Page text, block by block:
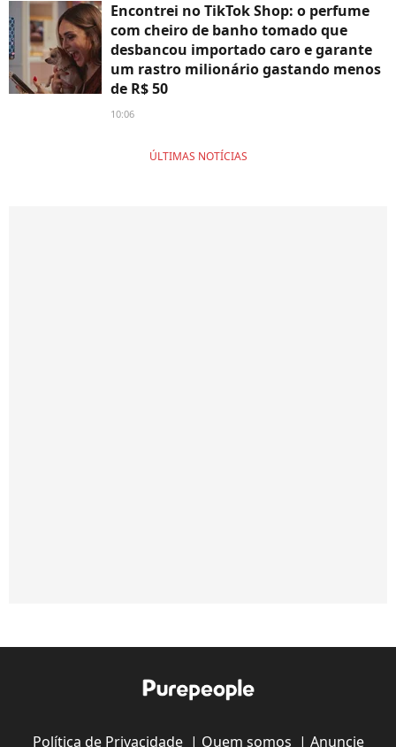
Encontrei no TikTok Shop: o perfume
com cheiro de banho tomado que
desbancou importado caro e garante
um rastro milionário gastando menos
de R$ 50
10:06
ÚLTIMAS NOTÍCIAS
Política de Privacidade| Quem somos | Anuncie